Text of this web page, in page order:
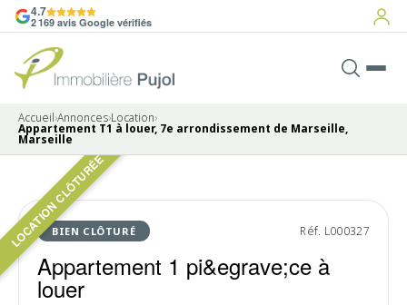
4.7
2 169 avis Google vérifiés
Accueil›Annonces›Location›
Appartement T1 à louer, 7e arrondissement de Marseille,
Marseille
LOCATION CLÔTURÉE
BIEN CLÔTURÉ Réf. L000327
Appartement 1 pi&egrave;ce à
louer
Pas de photo disponible
LOUÉ